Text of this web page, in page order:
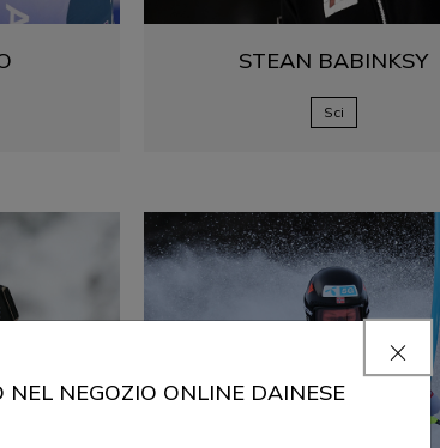
STEAN BABINKSY
Sci
NEL NEGOZIO ONLINE DAINESE